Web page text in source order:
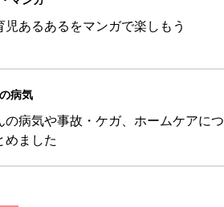
児あるあるをマンガで楽しもう
病気
の病気や事故・ケガ、ホームケアにつ
めました